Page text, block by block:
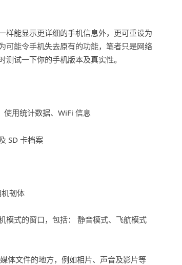
样能显示更详细的手机信息外，更可重设为
可能令手机失去原有的功能，笔者只是网络
试一下你的手机版本及真实性。
用统计数据、WiFi 信息
SD 卡档案
韧体
式的窗口，包括： 静音模式、飞航模式
文件的地方，例如相片、声音及影片等